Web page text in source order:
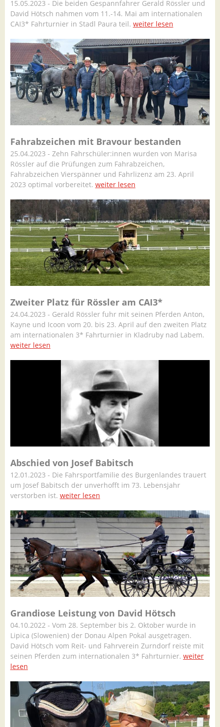
15.05.2023 - Die beiden Gespannfahrer Gerald Rössler und
David Hötsch nahmen vom 11.-14. Mai am internationalen
CAI3* Fahrturnier in Stadl Paura teil. weiter lesen
Fahrabzeichen mit Bravour bestanden
25.04.2023 - Zehn Fahrschüler:innen wurden von Marisa
Rössler auf die Prüfungen zum Fahrabzeichen,
Fahrabzeichen Vierspänner und Fahrlizenz am 23. April
2023 optimal vorbereitet. weiter lesen
Zweiter Platz für Rössler am CAI3*
24.04.2023 - Gerald Rössler fuhr mit seinen Pferden Anton,
Kayne und Icoon vom 20. bis 23. April auf den zweiten Platz
am internationalen 3* Fahrturnier in Kladruby nad Labem.
weiter lesen
Abschied von Josef Babitsch
12.01.2023 - Die Fahrsportfamilie des Burgenlandes trauert
um Josef Babitsch der unverhofft im 73. Lebensjahr
verstorben ist. weiter lesen
Grandiose Leistung von David Hötsch
04.10.2022 - Vom 28. September bis 2. Oktober wurde in
Lipica (Slowenien) der Donau Alpen Pokal ausgetragen.
David Hötsch vom Reit- und Fahrverein Zurndorf reiste mit
seinen Pferden zum internationalen 3* Fahrturnier. weiter
lesen